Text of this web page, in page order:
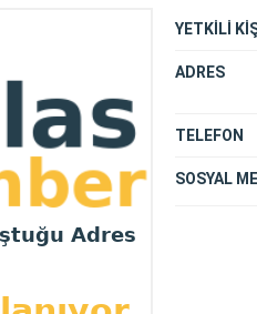
YETKİLİ
ADRES
TELEFON
SOSYAL